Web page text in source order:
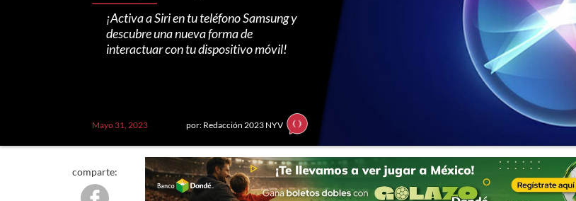
¡Activa a Siri en tu teléfono Samsung y
descubre una nueva forma de
interactuar con tu dispositivo móvil!
Mayo 31, 2023 por: Redacción 2023 NYV
comparte: